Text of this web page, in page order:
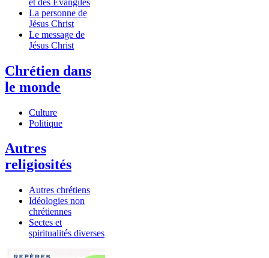
La personne de
Jésus Christ
Le message de
Jésus Christ
Chrétien dans
le monde
Culture
Politique
Autres
religiosités
Autres chrétiens
Idéologies non
chrétiennes
Sectes et
spiritualités diverses